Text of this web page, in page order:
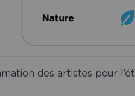
des artistes pour